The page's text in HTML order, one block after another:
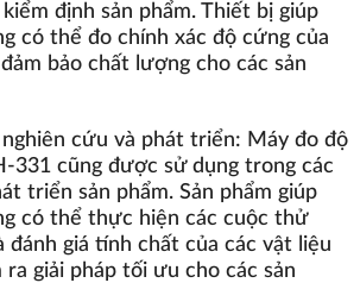
định sản phẩm. Thiết bị giúp
có thể đo chính xác độ cứng của
bảo chất lượng cho các sản
cứu và phát triển: Máy đo độ
331 cũng được sử dụng trong các
triển sản phẩm. Sản phẩm giúp
có thể thực hiện các cuộc thử
đánh giá tính chất của các vật liệu
ra giải pháp tối ưu cho các sản